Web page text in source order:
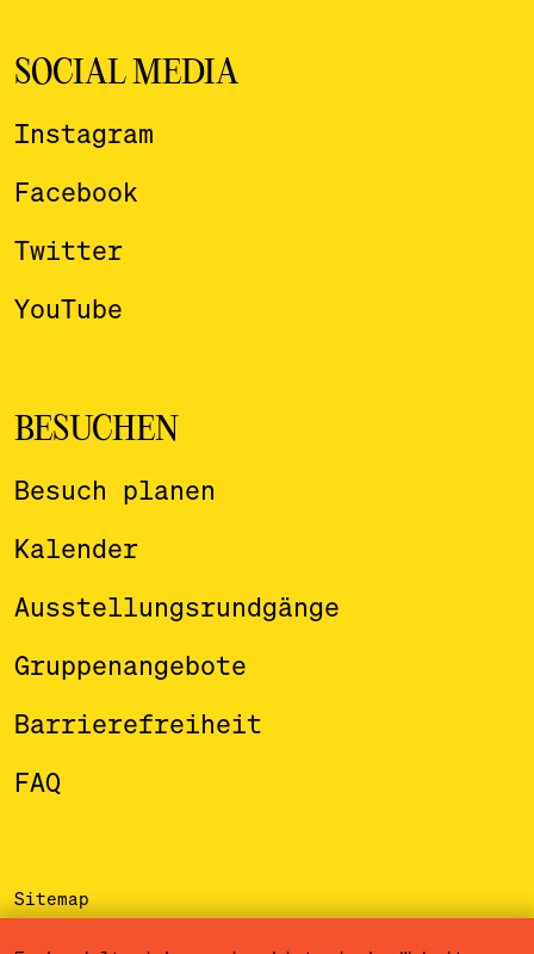
SOCIAL MEDIA
Instagram
Facebook
Twitter
YouTube
BESUCHEN
Besuch planen
Kalender
Ausstellungsrundgänge
Gruppenangebote
Barrierefreiheit
FAQ
Sitemap